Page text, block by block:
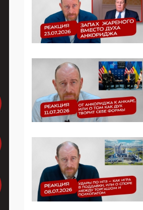
09:43, 01 Июня 2026
5G за счет здоровья
граждан: Минцифры
регионов и
муниципалитетов право
защищать жилые дома
и социальные объекты
от ЭМИ
Роскомнадзор
освободили от борца с
деструктивным и
опасным контентом
07:39, 25 Мая 2026